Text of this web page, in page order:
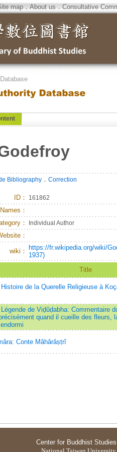
map．About us．Consultative
Bibliography． Correction
ID： 161862
：
：
Individual Author
：
wiki：
https://fr.wikipedia.org/wiki/
1937)
Title
de la Querelle Religieuse à
de Viḍûḍabha: Commentaire
quand il cueille des fleurs,
Conte Mâhârâṣṭrî
Center for Buddhist Studies